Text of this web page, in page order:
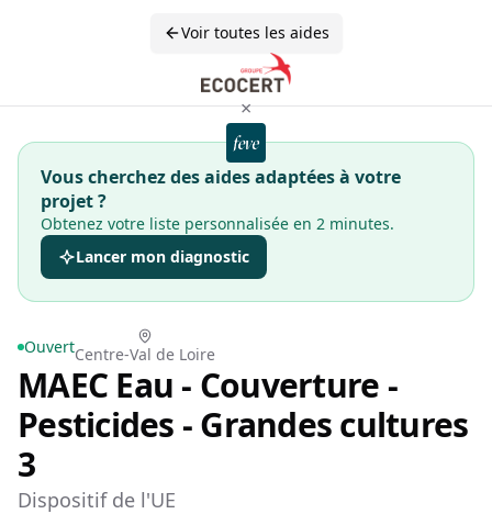
Voir toutes les aides
×
Vous cherchez des aides adaptées à votre
projet ?
Obtenez votre liste personnalisée en 2 minutes.
Lancer mon diagnostic
OuvertCentre-Val de Loire
MAEC Eau - Couverture -
Pesticides - Grandes cultures
3
Dispositif de l'UE